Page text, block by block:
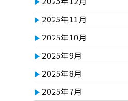
2025年11月
2025年10月
2025年9月
2025年8月
2025年7月